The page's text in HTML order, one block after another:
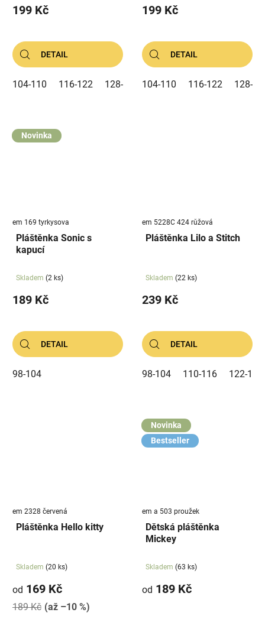
199 Kč
DETAIL
104-110 116-122 128-134
199 Kč
DETAIL
104-110 116-122 128-
Novinka
em 169 tyrkysova
Pláštěnka Sonic s
kapucí
Skladem (2 ks)
189 Kč
DETAIL
98-104
em 5228C 424 růžová
Pláštěnka Lilo a Stitch
Skladem (22 ks)
239 Kč
DETAIL
98-104 110-116 122-128
em 2328 červená
Pláštěnka Hello kitty
Skladem (20 ks)
od 169 Kč
189 Kč (až –10 %)
Novinka
Bestseller
em a 503 proužek
Dětská pláštěnka
Mickey
Skladem (63 ks)
od 189 Kč